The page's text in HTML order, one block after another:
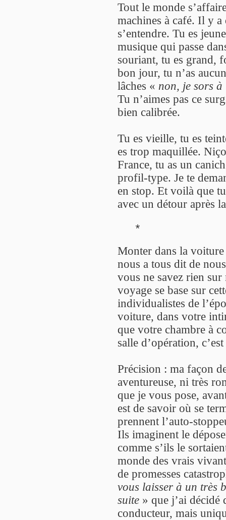
Tout le monde
machines à café. Il y
s’entendre. Tu es
musique qui passe
souriant, tu es grand,
bon jour, tu n’as
lâches « non, je sors
Tu n’aimes pas ce
bien calibrée.
Tu es vieille, tu es
es trop maquillée.
France, tu as un
profil-type. Je te
en stop. Et voilà que
avec un détour après
*
Monter dans la
nous a tous dit de
vous ne savez rien
voyage se base sur
individualistes de
voiture, dans votre
que votre chambre à
salle d’opération,
Précision : ma façon
aventureuse, ni très
que je vous pose,
est de savoir où se
prennent l’auto-
Ils imaginent le
comme s’ils le
monde des vrais
de promesses
vous laisser à un très
suite » que j’ai décidé
conducteur, mais